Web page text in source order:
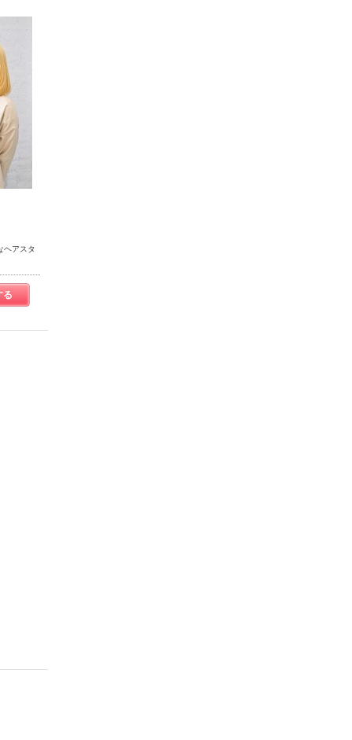
ヘアスタ
る